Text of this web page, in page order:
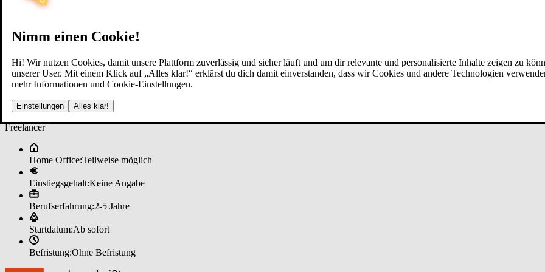
Nimm einen Cookie!
Hi! Wir nutzen Cookies, damit unsere Plattform zuverlässig und sicher läuft und um dir relevante und personalisierte Inhalte zeigen zu
unserer User. Mit einem Klick auf „Alles klar!“ erklärst du dich damit einverstanden, dass wir Cookies und andere Technologien
mehr Informationen und Cookie-Einstellungen.
Einstellungen Alles klar!
Fi­nanz­be­ra­ter (m/w/d) Ver­si­che­run­g/Ver­mö­gen bei un­de­fi­ned
Freelancer
Home Office:Teilweise möglich
Einstiegsgehalt:Keine Angabe
Berufserfahrung:2-5 Jahre
Startdatum:Ab sofort
Befristung:Ohne Befristung